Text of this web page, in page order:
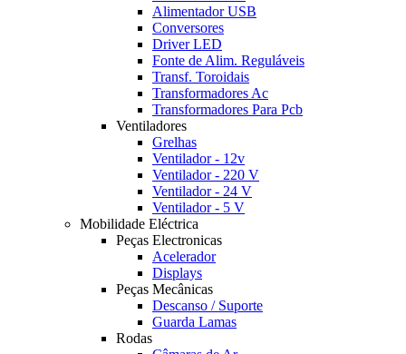
Alimentador USB
Conversores
Driver LED
Fonte de Alim. Reguláveis
Transf. Toroidais
Transformadores Ac
Transformadores Para Pcb
Ventiladores
Grelhas
Ventilador - 12v
Ventilador - 220 V
Ventilador - 24 V
Ventilador - 5 V
Mobilidade Eléctrica
Peças Electronicas
Acelerador
Displays
Peças Mecânicas
Descanso / Suporte
Guarda Lamas
Rodas